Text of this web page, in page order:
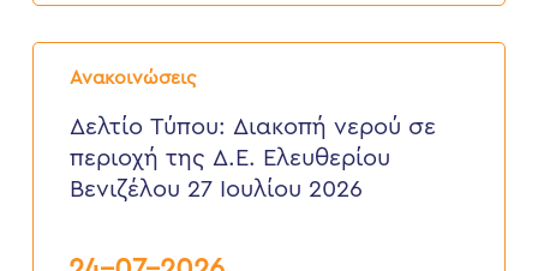
έως
2026Ανακοινώσεις
Δελτίο
Τύπου:
νερού
περιοχή
Δελτίο Τύπου: Διακοπή νερού σε
περιοχή της Δ.Ε. Ελευθερίου
Βενιζέλου 27 Ιουλίου 2026